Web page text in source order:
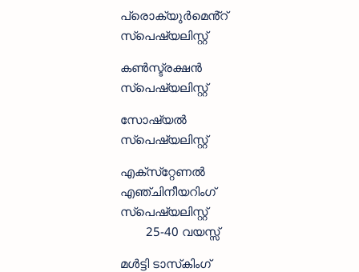
പ്രൊക്യുർമെൻ്റ്
സ്‌പെഷ്യലിസ്റ്റ്
കൺസ്ട്രക്ഷൻ
സ്‌പെഷ്യലിസ്റ്റ്
സോഷ്യൽ
സ്‌പെഷ്യലിസ്റ്റ്
എക്‌സ്‌റ്റേണൽ
എഞ്ചിനീയറിംഗ്
സ്‌പെഷ്യലിസ്റ്റ്
25-40 വയസ്സ്
മൾട്ടി ടാസ്‌കിംഗ്